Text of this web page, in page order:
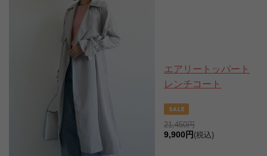
エアリートッパート
レンチコート
21,450円
9,900円 (税込)